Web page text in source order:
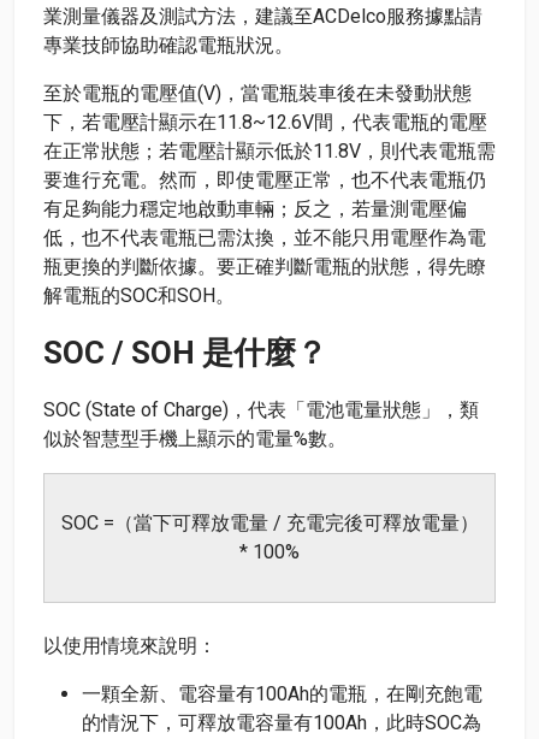
業測量儀器及測試方法，建議至ACDelco服務據點請
專業技師協助確認電瓶狀況。
至於電瓶的電壓值(V)，當電瓶裝車後在未發動狀態
下，若電壓計顯示在11.8~12.6V間，代表電瓶的電壓
在正常狀態；若電壓計顯示低於11.8V，則代表電瓶需
要進行充電。然而，即使電壓正常，也不代表電瓶仍
有足夠能力穩定地啟動車輛；反之，若量測電壓偏
低，也不代表電瓶已需汰換，並不能只用電壓作為電
瓶更換的判斷依據。要正確判斷電瓶的狀態，得先瞭
解電瓶的SOC和SOH。
SOC / SOH 是什麼？
SOC (State of Charge)，代表「電池電量狀態」，類
似於智慧型手機上顯示的電量%數。
SOC =（當下可釋放電量 / 充電完後可釋放電量）
* 100%
以使用情境來說明：
一顆全新、電容量有100Ah的電瓶，在剛充飽電
的情況下，可釋放電容量有100Ah，此時SOC為